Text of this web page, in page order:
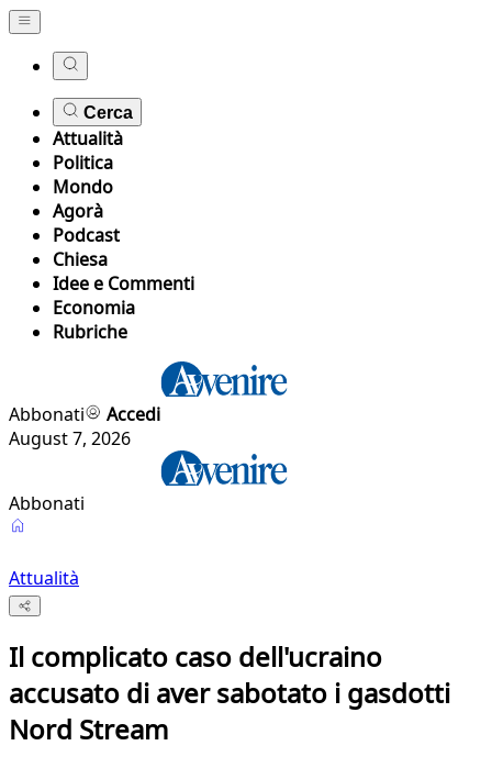
Cerca
Attualità
Politica
Mondo
Agorà
Podcast
Chiesa
Idee e Commenti
Economia
Rubriche
Abbonati
Accedi
August 7, 2026
Abbonati
Attualità
Il complicato caso dell'ucraino
accusato di aver sabotato i gasdotti
Nord Stream